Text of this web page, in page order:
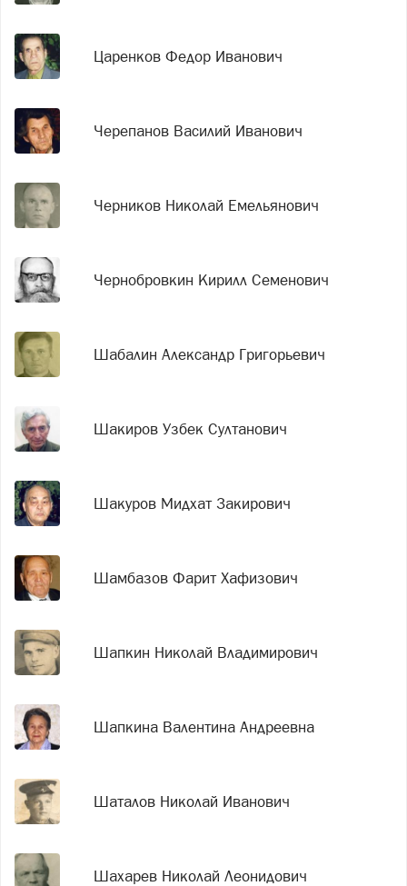
Царенков Федор Иванович
Черепанов Василий Иванович
Черников Николай Емельянович
Чернобровкин Кирилл Семенович
Шабалин Александр Григорьевич
Шакиров Узбек Султанович
Шакуров Мидхат Закирович
Шамбазов Фарит Хафизович
Шапкин Николай Владимирович
Шапкина Валентина Андреевна
Шаталов Николай Иванович
Шахарев Николай Леонидович